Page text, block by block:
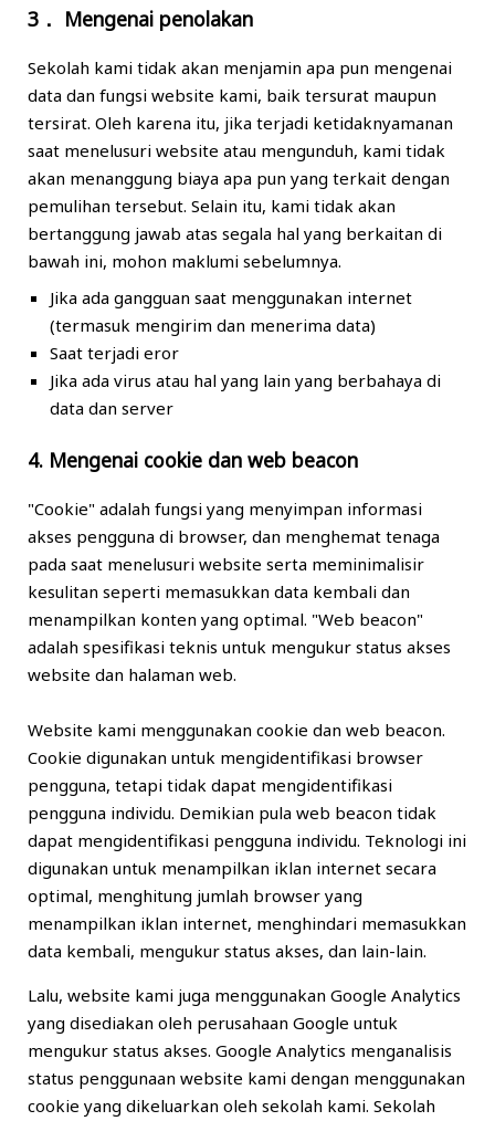
3． Mengenai penolakan
Sekolah kami tidak akan menjamin apa pun mengenai
data dan fungsi website kami, baik tersurat maupun
tersirat. Oleh karena itu, jika terjadi ketidaknyamanan
saat menelusuri website atau mengunduh, kami tidak
akan menanggung biaya apa pun yang terkait dengan
pemulihan tersebut. Selain itu, kami tidak akan
bertanggung jawab atas segala hal yang berkaitan di
bawah ini, mohon maklumi sebelumnya.
Jika ada gangguan saat menggunakan internet
(termasuk mengirim dan menerima data)
Saat terjadi eror
Jika ada virus atau hal yang lain yang berbahaya di
data dan server
4. Mengenai cookie dan web beacon
"Cookie" adalah fungsi yang menyimpan informasi
akses pengguna di browser, dan menghemat tenaga
pada saat menelusuri website serta meminimalisir
kesulitan seperti memasukkan data kembali dan
menampilkan konten yang optimal. "Web beacon"
adalah spesifikasi teknis untuk mengukur status akses
website dan halaman web.
Website kami menggunakan cookie dan web beacon.
Cookie digunakan untuk mengidentifikasi browser
pengguna, tetapi tidak dapat mengidentifikasi
pengguna individu. Demikian pula web beacon tidak
dapat mengidentifikasi pengguna individu. Teknologi ini
digunakan untuk menampilkan iklan internet secara
optimal, menghitung jumlah browser yang
menampilkan iklan internet, menghindari memasukkan
data kembali, mengukur status akses, dan lain-lain.
Lalu, website kami juga menggunakan Google Analytics
yang disediakan oleh perusahaan Google untuk
mengukur status akses. Google Analytics menganalisis
status penggunaan website kami dengan menggunakan
cookie yang dikeluarkan oleh sekolah kami. Sekolah